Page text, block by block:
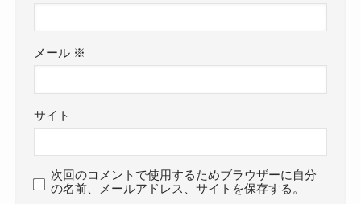
メール ※
サイト
次回のコメントで使用するためブラウザーに自分
の名前、メールアドレス、サイトを保存する。